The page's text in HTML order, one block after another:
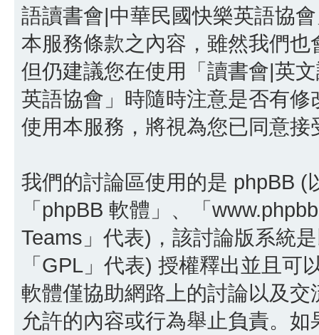
語讀書會|中華民國快樂英語協
本服務條款之內容，雖然我們
但仍建議您在使用「讀書會|英
英語協會」時隨時注意是否有
使用本服務，將視為您已同意
我們的討論區使用的是 phpBB
「phpBB 軟體」、「
Teams」代表)，該討論版系統
「GPL」代表) 授權釋出並且可
軟體僅協助網路上的討論以及
允許的內容或行為舉止負責。